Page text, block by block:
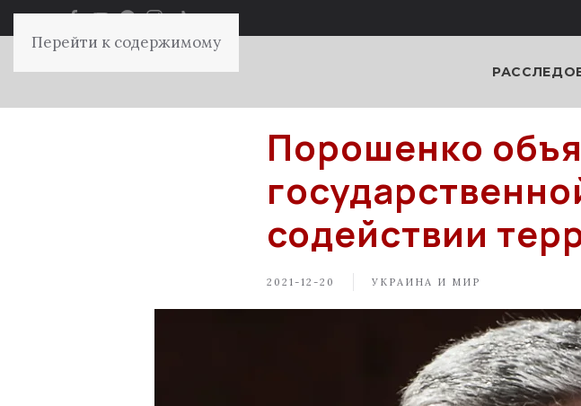
Перейти к содержимому
Порошенко
содействии
2021-12-20 УКРАИНА И МИР